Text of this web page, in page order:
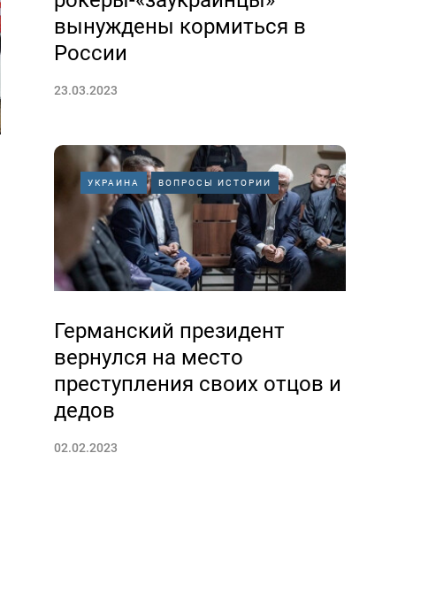
вынуждены кормиться в
России
23.03.2023
УКРАИНА ВОПРОСЫ ИСТОРИИ
Германский президент
вернулся на место
преступления своих отцов и
дедов
02.02.2023